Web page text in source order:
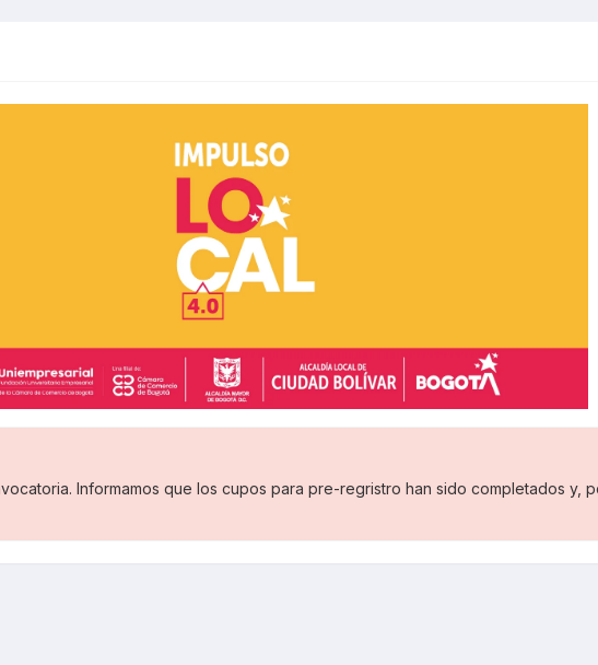
Informamos que los cupos para pre-regristro han sido completados y,